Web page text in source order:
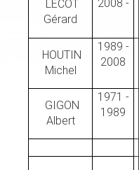
LECOT
Gérard
2008 -
HOUTIN
Michel
1989 -
2008
GIGON
Albert
1971 -
1989